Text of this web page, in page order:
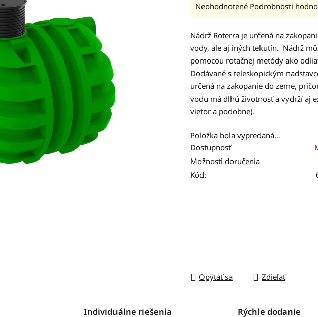
Priemerné
produktu
je
0,0
z
5
hviezdičiek.
Neohodnotené Podrobnosti
Nádrž Roterra je určená na
vody, ale aj iných tekutín. Nádrž
pomocou rotačnej metódy ako
Dodávané s teleskopickým
určená na zakopanie do zeme,
vodu má dlhú životnosť a vydrží aj
vietor a podobne).
Položka bola vypredaná…
Dostupnosť
Možnosti doručenia
Kód:
Opýtať sa Zdieľať
Individuálne riešenia Rýchle dodanie